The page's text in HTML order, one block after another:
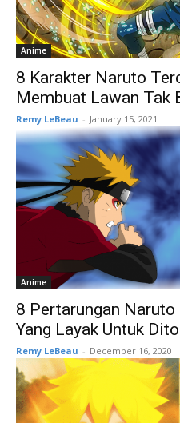
Anime
8 Karakter Naruto
Membuat Lawan Tak
Remy LeBeau - January 15, 2021
Anime
8 Pertarungan Naruto
Yang Layak Untuk
Remy LeBeau - December 16, 2020